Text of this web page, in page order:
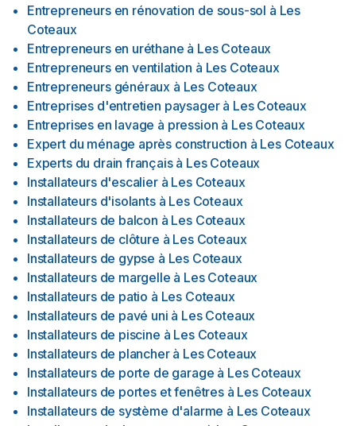
Entrepreneurs en rénovation de sous-sol à Les
Coteaux
Entrepreneurs en uréthane à Les Coteaux
Entrepreneurs en ventilation à Les Coteaux
Entrepreneurs généraux à Les Coteaux
Entreprises d'entretien paysager à Les Coteaux
Entreprises en lavage à pression à Les Coteaux
Expert du ménage après construction à Les Coteaux
Experts du drain français à Les Coteaux
Installateurs d'escalier à Les Coteaux
Installateurs d'isolants à Les Coteaux
Installateurs de balcon à Les Coteaux
Installateurs de clôture à Les Coteaux
Installateurs de gypse à Les Coteaux
Installateurs de margelle à Les Coteaux
Installateurs de patio à Les Coteaux
Installateurs de pavé uni à Les Coteaux
Installateurs de piscine à Les Coteaux
Installateurs de plancher à Les Coteaux
Installateurs de porte de garage à Les Coteaux
Installateurs de portes et fenêtres à Les Coteaux
Installateurs de système d'alarme à Les Coteaux